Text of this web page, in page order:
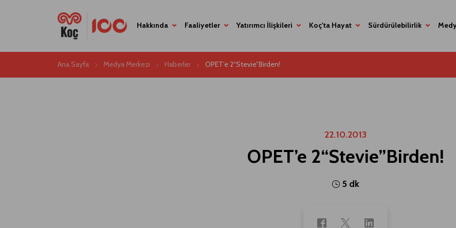
Hakkında Faaliyetler Yatırımcı İlişkileri Koç'ta Hayat Sürdürülebilirlik
Ana Sayfa Medya Merkezi Haberler OPET’e 2“Stevie”Birden!
22.10.2013
OPET’e 2“Stevie”Birden!
5 dk